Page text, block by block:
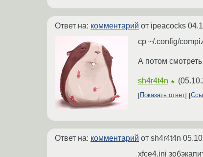
Ответ на: комментарий от ipeacocks
cp ~/.config/
А потом
sh4r4t4n ★ (
Показать ответ
Ответ на: комментарий от sh4r4t4n
xfce4.ini